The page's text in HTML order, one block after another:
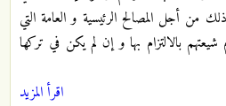
أجل المصالح الرئيسية و العامة التي
بالالتزام بها و إن لم يكن في تركها
اقرأ المزيد